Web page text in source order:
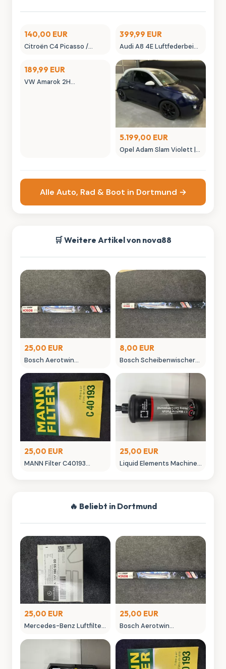
140,00 EUR
Citroën C4 Picasso /
Heckklappe GH
399,99 EUR
Audi A8 4E Luftfederbein
4E0616039AF
189,99 EUR
VW Amarok 2H
5.199,00 EUR
Opel Adam Slam Violett |
Alle Auto, Rad & Boot in Dortmund →
🛒 Weitere Artikel von nova88
25,00 EUR
Bosch Aerotwin
neuwertig in OVP
8,00 EUR
Bosch Scheibenwischer
gebraucht
25,00 EUR
MANN Filter C40193
25,00 EUR
Liquid Elements Machine
🔥 Beliebt in Dortmund
25,00 EUR
Mercedes-Benz Luftfilter
Ersatzteil
25,00 EUR
Bosch Aerotwin
neuwertig in OVP